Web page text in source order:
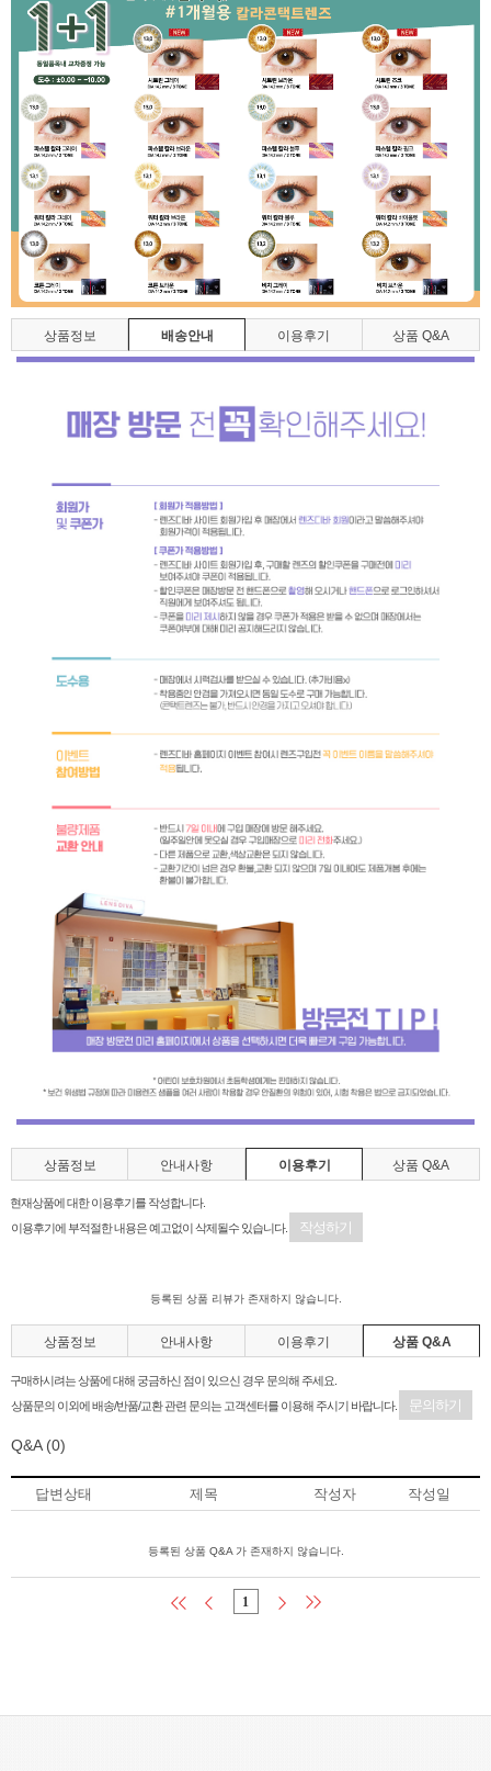
상품정보 배송안내 이용후기 상품 Q&A
상품정보 안내사항 이용후기 상품 Q&A
현재상품에 대한 이용후기를 작성합니다.
이용후기에 부적절한 내용은 예고없이 삭제될수 있습니다.
작성하기
등록된 상품 리뷰가 존재하지 않습니다.
상품정보 안내사항 이용후기 상품 Q&A
구매하시려는 상품에 대해 궁금하신 점이 있으신 경우 문의해 주세요.
상품문의 이외에 배송/반품/교환 관련 문의는 고객센터를 이용해 주시기 바랍니다.
문의하기
Q&A(0)
답변상태 제목 작성자 작성일
등록된 상품 Q&A 가 존재하지 않습니다.
1